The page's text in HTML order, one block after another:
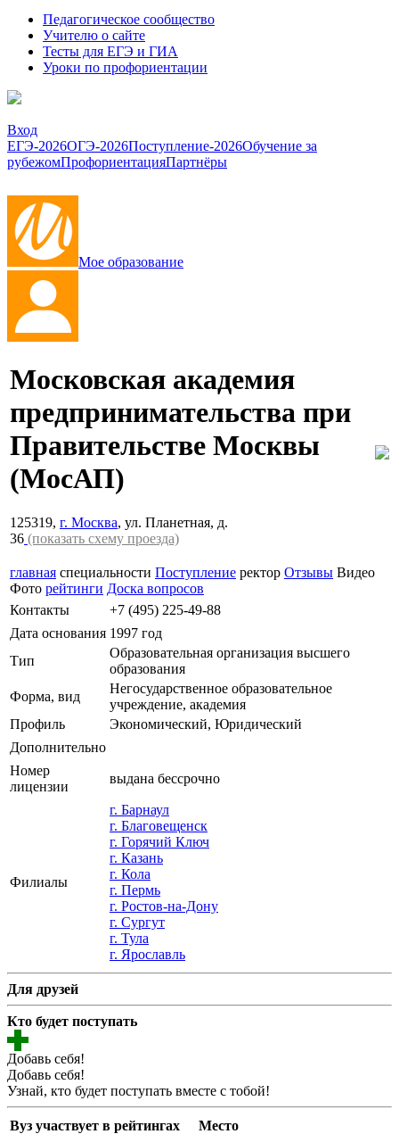
Педагогическое сообщество
Учителю о сайте
Тесты для ЕГЭ и ГИА
Уроки по профориентации
Вход
ЕГЭ-2026ОГЭ-2026Поступление-2026Обучение за
рубежомПрофориентацияПартнёры
Мое образование
Московская академия
предпринимательства при
Правительстве Москвы
(МосАП)
125319, г. Москва, ул. Планетная, д.
36 (показать схему проезда)
главная специальности Поступление ректор Отзывы Видео
Фото рейтинги Доска вопросов
Контакты
+7 (495) 225-49-88
Дата основания 1997 год
Тип
Образовательная организация высшего
образования
Форма, вид
Негосударственное образовательное
учреждение, академия
Профиль
Экономический, Юридический
Дополнительно
Номер
лицензии
выдана бессрочно
Филиалы
г. Барнаул
г. Благовещенск
г. Горячий Ключ
г. Казань
г. Кола
г. Пермь
г. Ростов-на-Дону
г. Сургут
г. Тула
г. Ярославль
Для друзей
Кто будет поступать
Добавь себя!
Добавь себя!
Узнай, кто будет поступать вместе с тобой!
Вуз участвует в рейтингах
Место